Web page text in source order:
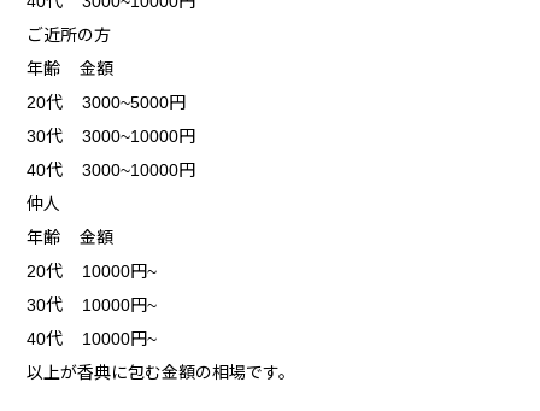
ご近所の方
年齢 金額
20代 3000~5000円
30代 3000~10000円
40代 3000~10000円
仲人
年齢 金額
20代 10000円~
30代 10000円~
40代 10000円~
以上が香典に包む金額の相場です。